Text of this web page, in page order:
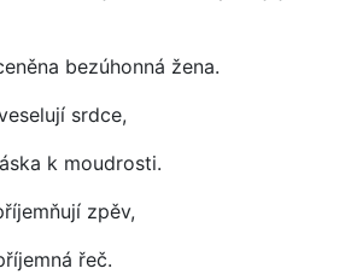
bezúhonná žena.
srdce,
k moudrosti.
zpěv,
řeč.